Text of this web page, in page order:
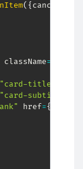
( { cancion
className=
"card-title"
"card-subtitle
href={